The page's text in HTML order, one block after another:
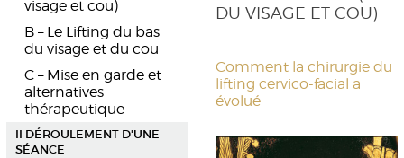
DU VISAGE ET COU)
Comment la chirurgie du
lifting cervico-facial a
évolué
visage et cou)
B – Le Lifting du bas
du visage et du cou
C – Mise en garde et
alternatives
thérapeutique
II DÉROULEMENT D'UNE
SÉANCE